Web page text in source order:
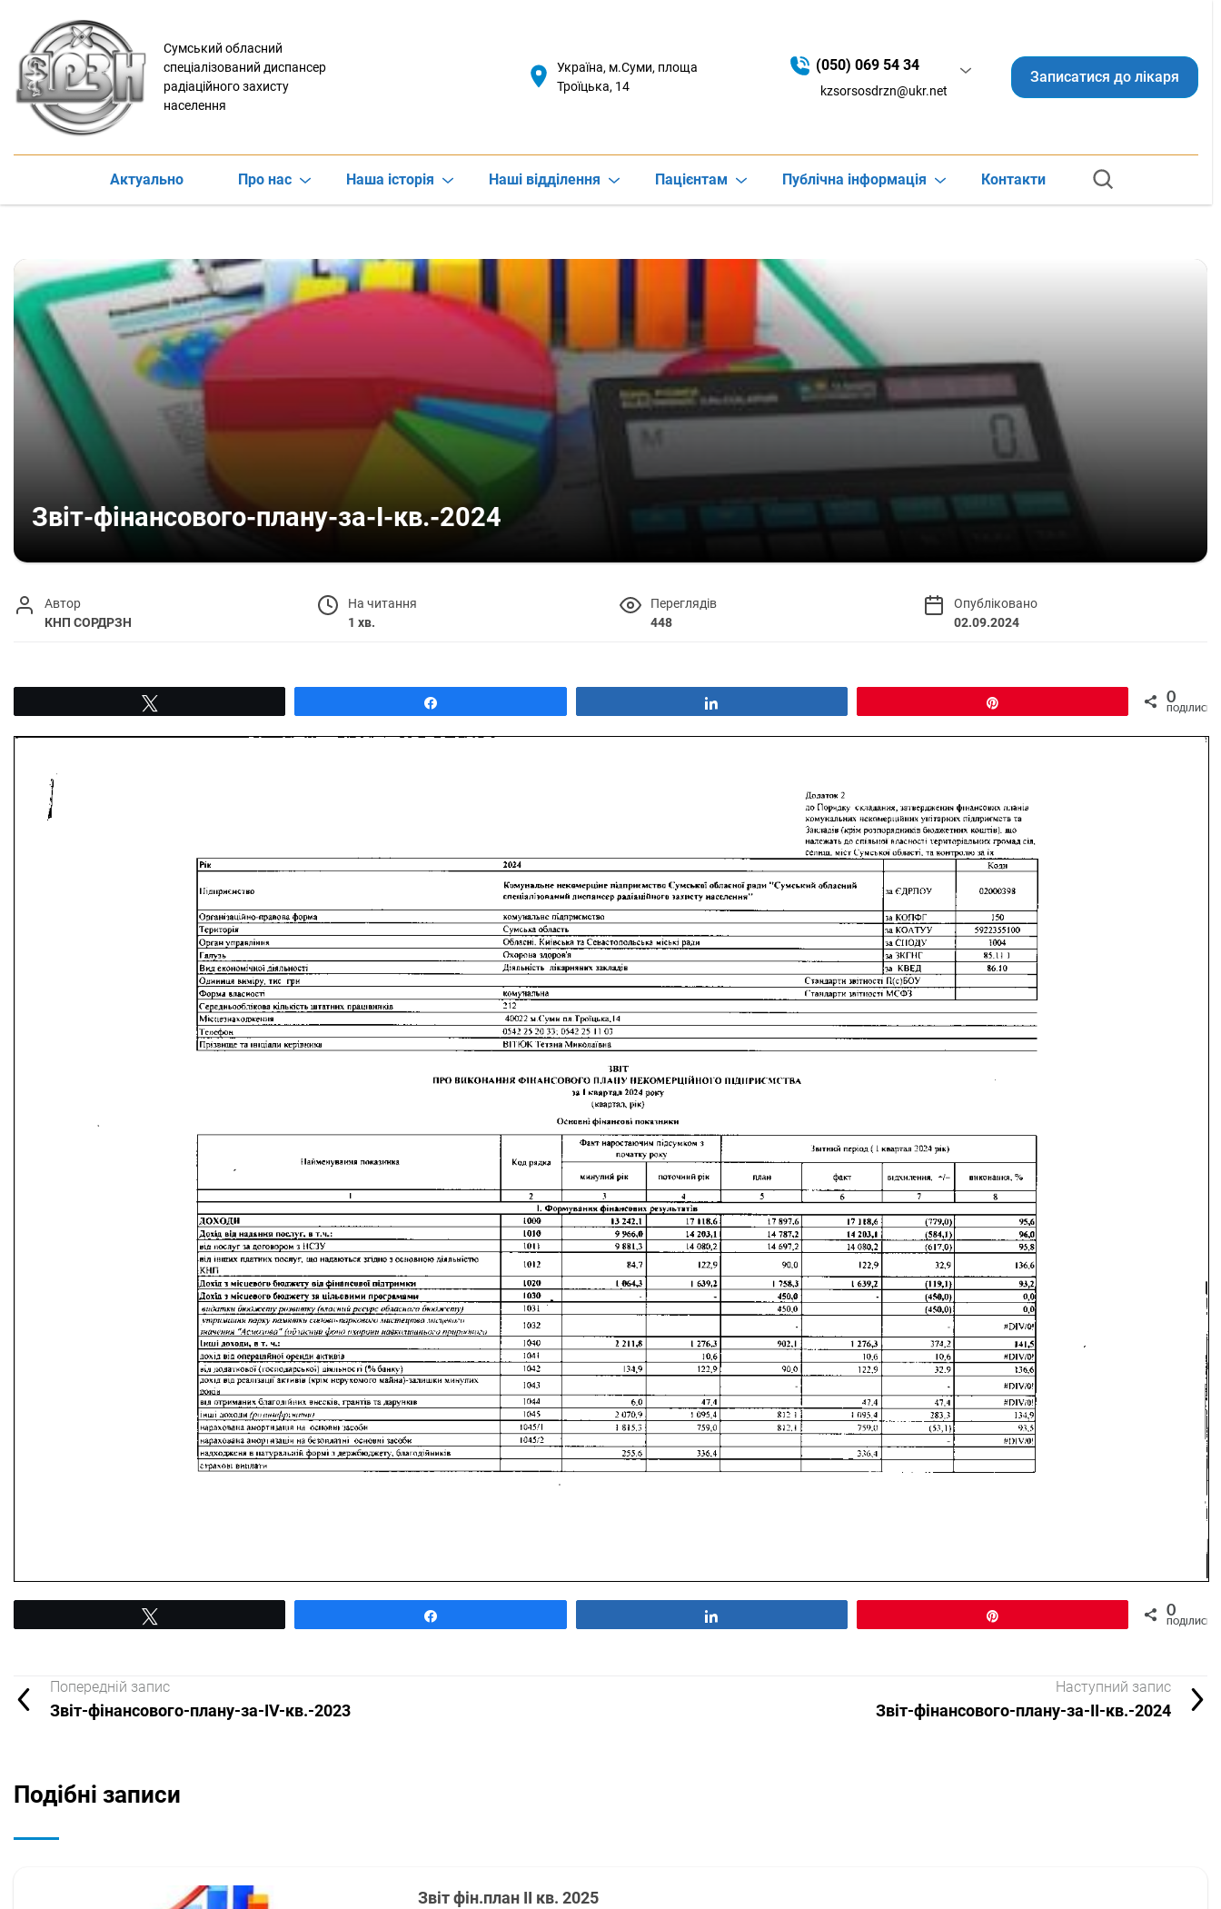
Сумський обласний
спеціалізований диспансер
радіаційного захисту
населення
Україна, м.Суми, площа
Троїцька, 14
(050) 069 54 34
kzsorsosdrzn@ukr.net
Записатися до лікаря
Актуально Про нас Наша історія Наші відділення Пацієнтам Публічна інформація Контакти
Звіт-фінансового-плану-за-І-кв.-2024
Автор
КНП СОРДРЗН
На читання
1 хв.
Переглядів
448
Опубліковано
02.09.2024
0
ПОДІЛИСЬ
0
ПОДІЛИСЬ
Попередній запис
Звіт-фінансового-плану-за-ІV-кв.-2023
Наступний запис
Звіт-фінансового-плану-за-ІІ-кв.-2024
Подібні записи
Звіт фін.план ІІ кв. 2025